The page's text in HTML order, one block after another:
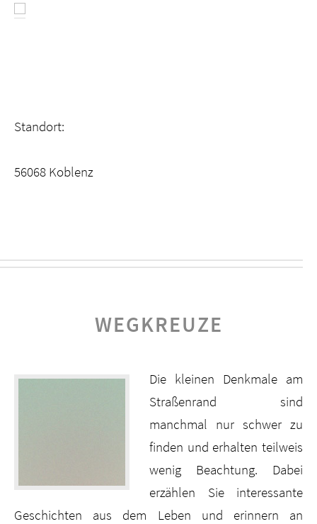
Standort:
56068 Koblenz
WEGKREUZE
Die kleinen Denkmale am
Straßenrand sind
manchmal nur schwer zu
finden und erhalten teilweis
wenig Beachtung. Dabei
erzählen Sie interessante
Geschichten aus dem Leben und erinnern an